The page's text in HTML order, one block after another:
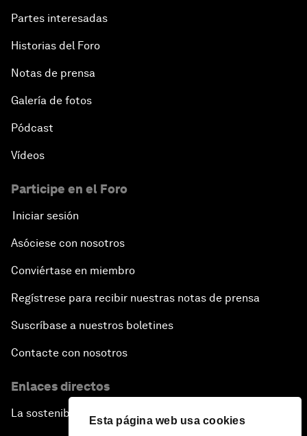
Esta página web usa cookies
Partes interesadas
Historias del Foro
Notas de prensa
Galería de fotos
Pódcast
Vídeos
Participe en el Foro
Iniciar sesión
Asóciese con nosotros
Conviértase en miembro
Regístrese para recibir nuestras notas de prensa
Suscríbase a nuestros boletines
Contacte con nosotros
Enlaces directos
La sostenibilidad en el Foro